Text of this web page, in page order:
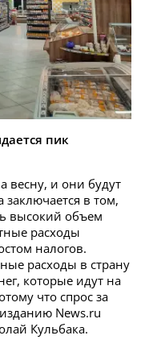
пик
весну, и они будут
в том,
высокий объем
расходы
налогов.
расходы в страну
которые идут на
что спрос за
изданию News.ru
Кульбака.